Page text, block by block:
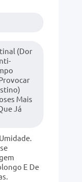
(dor
Mais
Já
E De